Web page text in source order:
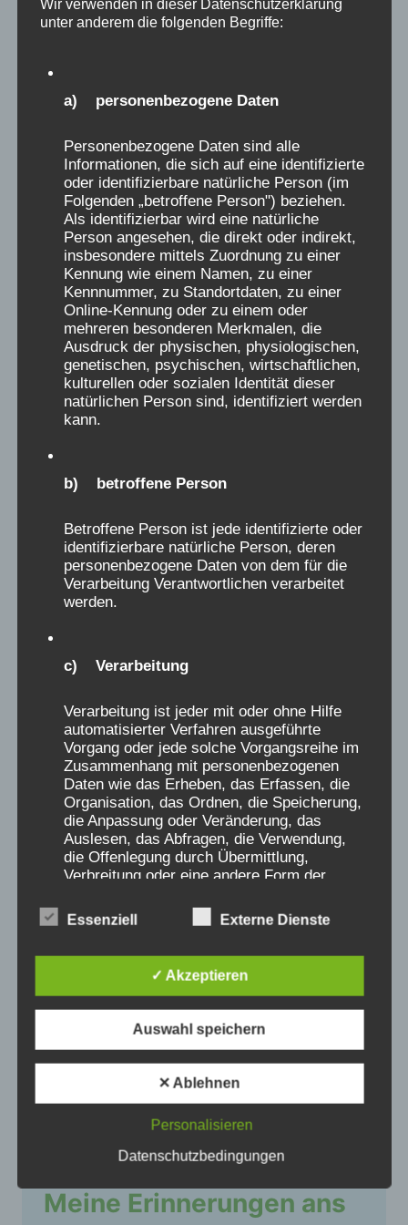
DLF – Podcastserie:
Versuchslabor
Kinderheim –
DLF-Podcastserie zum Thema
Medikamenteneinsatz in Kinderheimen, ein
Beitrag davon über das
Verschickungsthema mit Fallbeispiel und
Interview einer Mutter
Feruz H. (4 Jahre) 1969
verschickt ins Seehospiz
Ich war vier Jahre alt, damals kurz nach
Weihnachten 1969. Bericht über einen
Aufenthalt im Seehospiz Norderney 1969
Meine Erinnerungen ans
Wir verwenden in dieser Datenschutzerklärung
unter anderem die folgenden Begriffe:
a) personenbezogene Daten
Personenbezogene Daten sind alle
Informationen, die sich auf eine identifizierte
oder identifizierbare natürliche Person (im
Folgenden „betroffene Person") beziehen.
Als identifizierbar wird eine natürliche
Person angesehen, die direkt oder indirekt,
insbesondere mittels Zuordnung zu einer
Kennung wie einem Namen, zu einer
Kennnummer, zu Standortdaten, zu einer
Online-Kennung oder zu einem oder
mehreren besonderen Merkmalen, die
Ausdruck der physischen, physiologischen,
genetischen, psychischen, wirtschaftlichen,
kulturellen oder sozialen Identität dieser
natürlichen Person sind, identifiziert werden
kann.
b) betroffene Person
Betroffene Person ist jede identifizierte oder
identifizierbare natürliche Person, deren
personenbezogene Daten von dem für die
Verarbeitung Verantwortlichen verarbeitet
werden.
c) Verarbeitung
Verarbeitung ist jeder mit oder ohne Hilfe
automatisierter Verfahren ausgeführte
Vorgang oder jede solche Vorgangsreihe im
Zusammenhang mit personenbezogenen
Daten wie das Erheben, das Erfassen, die
Organisation, das Ordnen, die Speicherung,
die Anpassung oder Veränderung, das
Auslesen, das Abfragen, die Verwendung,
die Offenlegung durch Übermittlung,
Verbreitung oder eine andere Form der
Verknüpfung, die Einschränkung, das
Löschen oder die Vernichtung.
d) Einschränkung der Verarbeitung
Einschränkung der Verarbeitung ist die
personenbezogener Daten mit dem Ziel, ihre
künftige Verarbeitung einzuschränken.
e) Profiling
Profiling ist jede Art der automatisierten
Verarbeitung personenbezogener Daten, die
Essenziell Externe Dienste
✓ Akzeptieren
Auswahl speichern
✕ Ablehnen
Personalisieren
Datenschutzbedingungen